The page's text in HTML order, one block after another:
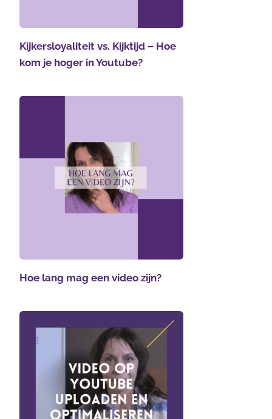
Kijkersloyaliteit vs. Kijktijd – Hoe
kom je hoger in Youtube?
Hoe lang mag een video zijn?